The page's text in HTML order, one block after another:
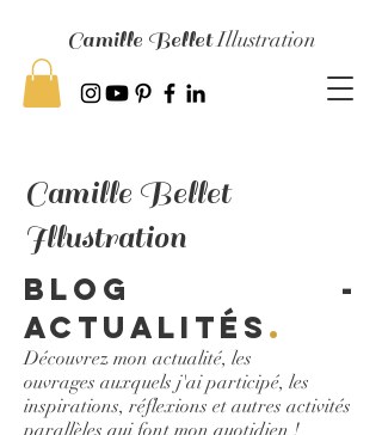
Camille BelletIllustration
Camille Bellet
Illustration
Blog -
Actualités .
Découvrez mon actualité, les
ouvrages auxquels j'ai participé, les
inspirations, réflexions et autres activités
parallèles qui font mon quotidien !